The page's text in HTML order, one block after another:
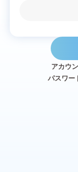
アカウ
パスワー